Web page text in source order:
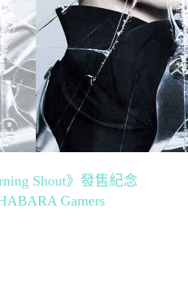
Shout》發售紀念
Gamers